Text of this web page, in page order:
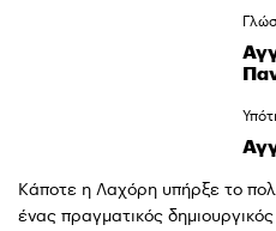
Κάποτε η Λαχόρη υπήρξε το
ένας πραγματικός